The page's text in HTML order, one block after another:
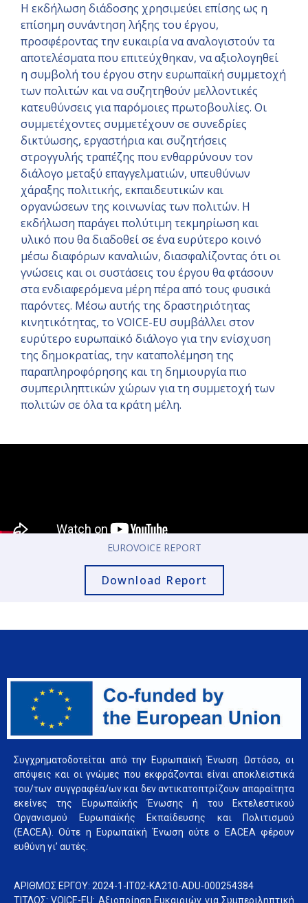
Η εκδήλωση διάδοσης χρησιμεύει επίσης ως η
επίσημη συνάντηση λήξης του έργου,
προσφέροντας την ευκαιρία να αναλογιστούν τα
αποτελέσματα που επιτεύχθηκαν, να αξιολογηθεί
η συμβολή του έργου στην ευρωπαϊκή συμμετοχή
των πολιτών και να συζητηθούν μελλοντικές
κατευθύνσεις για παρόμοιες πρωτοβουλίες. Οι
συμμετέχοντες συμμετέχουν σε συνεδρίες
δικτύωσης, εργαστήρια και συζητήσεις
στρογγυλής τραπέζης που ενθαρρύνουν τον
διάλογο μεταξύ επαγγελματιών, υπευθύνων
χάραξης πολιτικής, εκπαιδευτικών και
οργανώσεων της κοινωνίας των πολιτών. Η
εκδήλωση παράγει πολύτιμη τεκμηρίωση και
υλικό που θα διαδοθεί σε ένα ευρύτερο κοινό
μέσω διαφόρων καναλιών, διασφαλίζοντας ότι οι
γνώσεις και οι συστάσεις του έργου θα φτάσουν
στα ενδιαφερόμενα μέρη πέρα ​​από τους φυσικά
παρόντες. Μέσω αυτής της δραστηριότητας
κινητικότητας, το VOICE-EU συμβάλλει στον
ευρύτερο ευρωπαϊκό διάλογο για την ενίσχυση
της δημοκρατίας, την καταπολέμηση της
παραπληροφόρησης και τη δημιουργία πιο
συμπεριληπτικών χώρων για τη συμμετοχή των
πολιτών σε όλα τα κράτη μέλη.
EUROVOICE REPORT
Download Report
Συγχρηματοδοτείται από την Ευρωπαϊκή Ένωση. Ωστόσο, οι
απόψεις και οι γνώμες που εκφράζονται είναι αποκλειστικά
του/των συγγραφέα/ων και δεν αντικατοπτρίζουν απαραίτητα
εκείνες της Ευρωπαϊκής Ένωσης ή του Εκτελεστικού
Οργανισμού Ευρωπαϊκής Εκπαίδευσης και Πολιτισμού
(EACEA). Ούτε η Ευρωπαϊκή Ένωση ούτε ο EACEA φέρουν
ευθύνη γι’ αυτές.
ΑΡΙΘΜΟΣ ΕΡΓΟΥ: 2024-1-IT02-KA210-ADU-000254384
ΤΙΤΛΟΣ: VOICE-EU: Αξιοποίηση Ευκαιριών για Συμπεριληπτική